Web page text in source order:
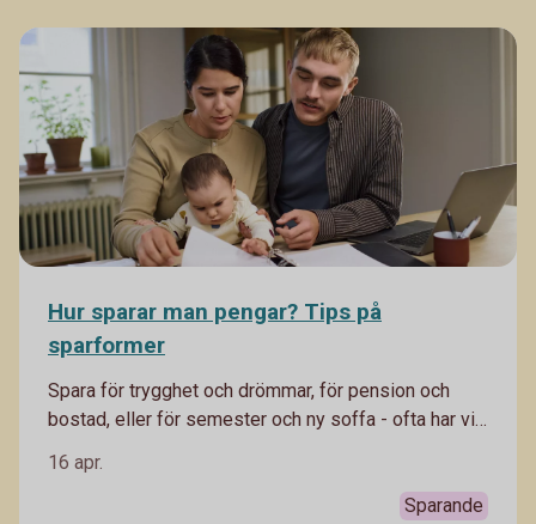
Hur sparar man pengar? Tips på
sparformer
Spara för trygghet och drömmar, för pension och
bostad, eller för semester och ny soffa - ofta har vi
vara klokt att spara i olika sparformer. Häng med,
Madelén Falkenhäll, Swedbanks ekonom för
16 apr.
Sparande